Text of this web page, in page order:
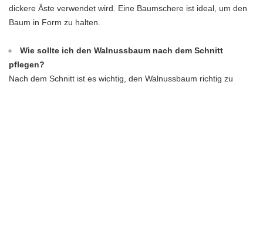
dickere Äste verwendet wird. Eine Baumschere ist ideal, um den
Baum in Form zu halten.
Wie sollte ich den Walnussbaum nach dem Schnitt
pflegen?
Nach dem Schnitt ist es wichtig, den Walnussbaum richtig zu